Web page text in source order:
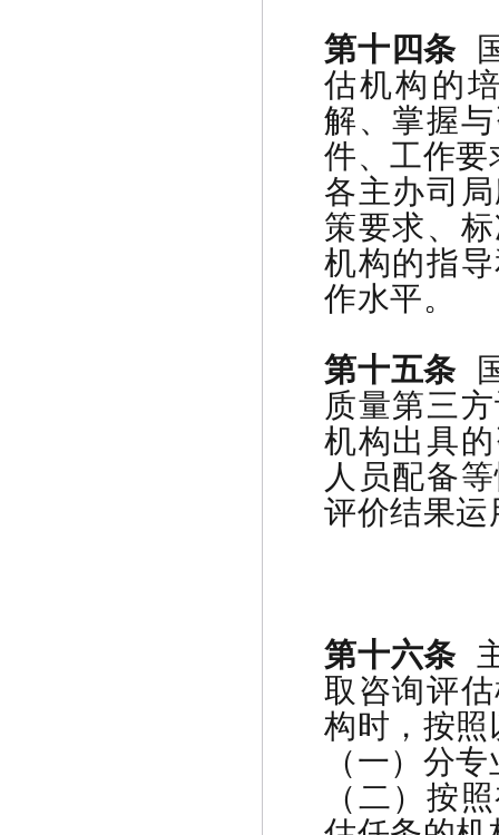
第十四条
估机构的
解、掌握
件、工作要
各主办司
策要求、
机构的指
作水平。
第十五条
质量第三
机构出具
人员配备
评价结果运
第十六条
取咨询评
构时，按
（一）分
（二）按